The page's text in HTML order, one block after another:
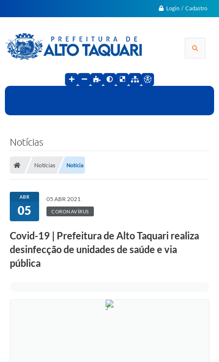
Login / Cadastro
Notícias
Notícias Notícia
ABR
05
05 ABR 2021
CORONAVÍRUS
Covid-19 | Prefeitura de Alto Taquari realiza
desinfecção de unidades de saúde e via
pública